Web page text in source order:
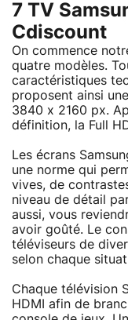
7 TV
Cdiscount
On commence
quatre modèles.
caractéristiques
proposent ainsi
3840 x 2160 px.
définition, la Full
Les écrans
une norme qui
vives, de
niveau de détail
aussi, vous
avoir goûté. Le
téléviseurs de
selon chaque
Chaque télévision
HDMI afin de